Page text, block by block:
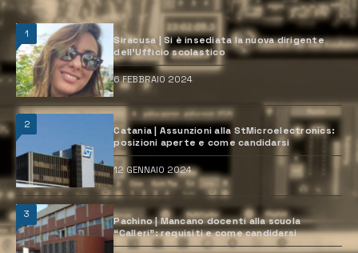
1
Siracusa | Si è insediata la nuova dirigente
dell’Ufficio scolastico
6 FEBBRAIO 2024
2
Catania | Assunzioni alla StMicroelectronics:
posizioni aperte e come candidarsi
12 GENNAIO 2024
3
Pachino | Mancano docenti alla scuola
“Calleri”: requisiti e come candidarsi